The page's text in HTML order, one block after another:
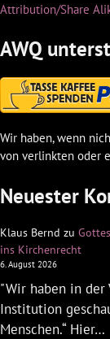
Attribution/Share
AWQ
Wir haben, wenn
von verlinkten oder
Neuester
Klaus Bernd zu
ins Kirchenrecht
6. August 2026
"Wir haben in der
Institution
Menschen.“ Hier…